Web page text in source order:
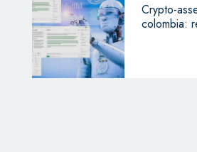
Crypto-
colombia: